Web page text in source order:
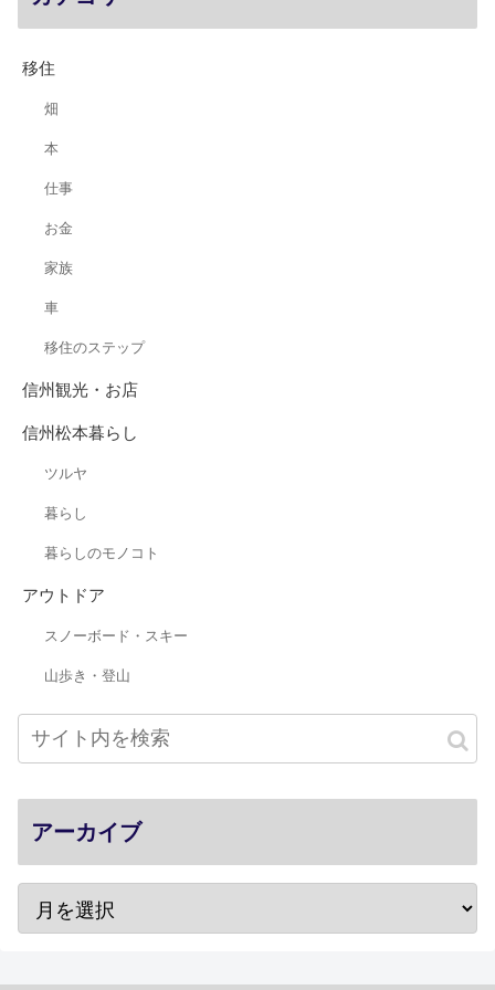
移住
畑
本
仕事
お金
家族
車
移住のステップ
信州観光・お店
信州松本暮らし
ツルヤ
暮らし
暮らしのモノコト
アウトドア
スノーボード・スキー
山歩き・登山
アーカイブ